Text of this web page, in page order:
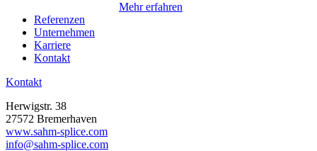
Mehr erfahren
Referenzen
Unternehmen
Karriere
Kontakt
Kontakt
Herwigstr. 38
27572 Bremerhaven
www.sahm-splice.com
info@sahm-splice.com